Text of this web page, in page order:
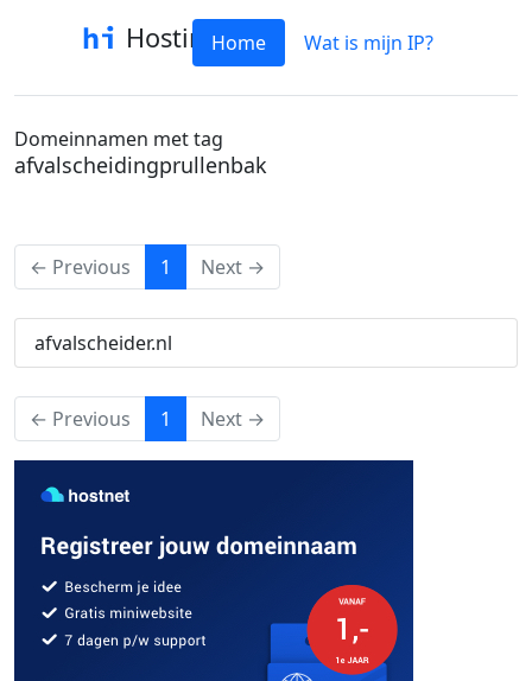
HostinfoHome Wat is mijn IP?
Domeinnamen met tag
afvalscheidingprullenbak
← Previous 1 (current)
Next →
afvalscheider.nl
← Previous 1 (current)
Next →